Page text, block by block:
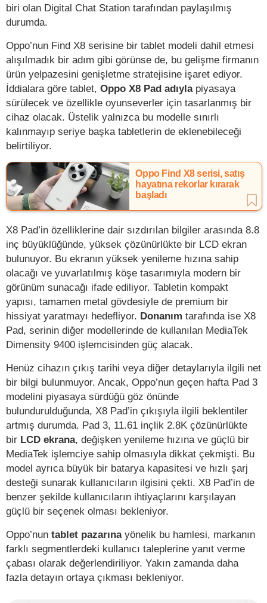
biri olan Digital Chat Station tarafından paylaşılmış
durumda.
Oppo’nun Find X8 serisine bir tablet modeli dahil etmesi
alışılmadık bir adım gibi görünse de, bu gelişme firmanın
ürün yelpazesini genişletme stratejisine işaret ediyor.
İddialara göre tablet, Oppo X8 Pad adıylapiyasaya
sürülecek ve özellikle oyunseverler için tasarlanmış bir
cihaz olacak. Üstelik yalnızca bu modelle sınırlı
kalınmayıp seriye başka tabletlerin de eklenebileceği
belirtiliyor.
Oppo Find X8 serisi, satış
hayatına rekorlar kırarak
başladı
X8 Pad’in özelliklerine dair sızdırılan bilgiler arasında 8.8
inç büyüklüğünde, yüksek çözünürlükte bir LCD ekran
bulunuyor. Bu ekranın yüksek yenileme hızına sahip
olacağı ve yuvarlatılmış köşe tasarımıyla modern bir
görünüm sunacağı ifade ediliyor. Tabletin kompakt
yapısı, tamamen metal gövdesiyle de premium bir
hissiyat yaratmayı hedefliyor. Donanım tarafında ise X8
Pad, serinin diğer modellerinde de kullanılan MediaTek
Dimensity 9400 işlemcisinden güç alacak.
Henüz cihazın çıkış tarihi veya diğer detaylarıyla ilgili net
bir bilgi bulunmuyor. Ancak, Oppo’nun geçen hafta Pad 3
modelini piyasaya sürdüğü göz önünde
bulundurulduğunda, X8 Pad’in çıkışıyla ilgili beklentiler
artmış durumda. Pad 3, 11.61 inçlik 2.8K çözünürlükte
bir LCD ekrana, değişken yenileme hızına ve güçlü bir
MediaTek işlemciye sahip olmasıyla dikkat çekmişti. Bu
model ayrıca büyük bir batarya kapasitesi ve hızlı şarj
desteği sunarak kullanıcıların ilgisini çekti. X8 Pad’in de
benzer şekilde kullanıcıların ihtiyaçlarını karşılayan
güçlü bir seçenek olması bekleniyor.
Oppo’nun tablet pazarına yönelik bu hamlesi, markanın
farklı segmentlerdeki kullanıcı taleplerine yanıt verme
çabası olarak değerlendiriliyor. Yakın zamanda daha
fazla detayın ortaya çıkması bekleniyor.